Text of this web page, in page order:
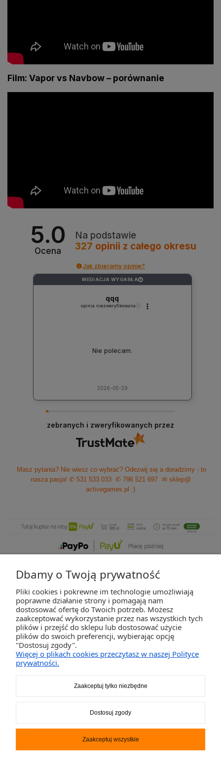
Film: Vapor vs Navbow – porównanie
5.0
Ocena
Na podstawie
327 opinii z całego okresu
Jak zbieramy opinie?
MEDIACJA WYGASŁA ?
qqq
opinia niezweryfikowana
Nie polecam.
2026-05-29
zebranych i zweryfikowanych przez
Masz pytania? Nie wiesz co wybrać? Odezwij się a doradzimy - to
nasza pasja! ✆ 531 533 033 ✆ 796 521 697
✉ sklep@
activegames.pl :)
ZAKUPY
POMOC
2K-Invest Sp. j. Ul. Św. Wojciecha 60, 41-922 Radzionków, śląskie NIP: 645-241-94-
Dbamy o Twoją prywatność
Pliki cookies i pokrewne im technologie umożliwiają
poprawne działanie strony i pomagają nam
dostosować ofertę do Twoich potrzeb. Możesz
zaakceptować wykorzystanie przez nas wszystkich tych
plików i przejść do sklepu lub dostosować użycie
plików do swoich preferencji, wybierając opcję
"Dostosuj zgody".
Więcej o plikach cookies przeczytasz w naszej Polityce
prywatności.
Zaakceptuj tylko niezbędne
Dostosuj zgody
Zaakceptuj wszystkie